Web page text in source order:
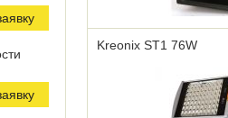
Kreonix ST1 76W